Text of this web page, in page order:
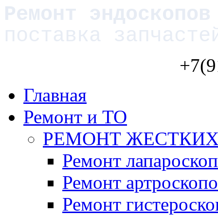
Ремонт
поставка
Главная
Ремонт и ТО
РЕМОНТ
Ремонт
Ремонт
Ремонт